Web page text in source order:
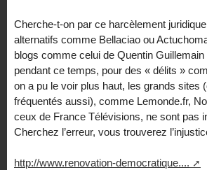
Cherche-t-on par ce harcèlement
alternatifs comme Bellaciao ou
blogs comme celui de Quentin
pendant ce temps, pour des « délits »
on a pu le voir plus haut, les grands sites
fréquentés aussi), comme Lemonde.fr,
ceux de France Télévisions, ne sont pas
Cherchez l’erreur, vous trouverez
http://www.renovation-democratique....